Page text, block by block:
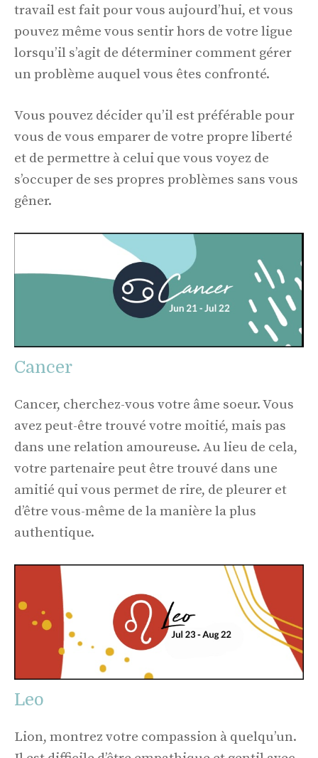
travail est fait pour vous aujourd’hui, et vous
pouvez même vous sentir hors de votre ligue
lorsqu’il s’agit de déterminer comment gérer
un problème auquel vous êtes confronté.
Vous pouvez décider qu’il est préférable pour
vous de vous emparer de votre propre liberté
et de permettre à celui que vous voyez de
s’occuper de ses propres problèmes sans vous
gêner.
Cancer
Cancer, cherchez-vous votre âme soeur. Vous
avez peut-être trouvé votre moitié, mais pas
dans une relation amoureuse. Au lieu de cela,
votre partenaire peut être trouvé dans une
amitié qui vous permet de rire, de pleurer et
d’être vous-même de la manière la plus
authentique.
Leo
Lion, montrez votre compassion à quelqu’un.